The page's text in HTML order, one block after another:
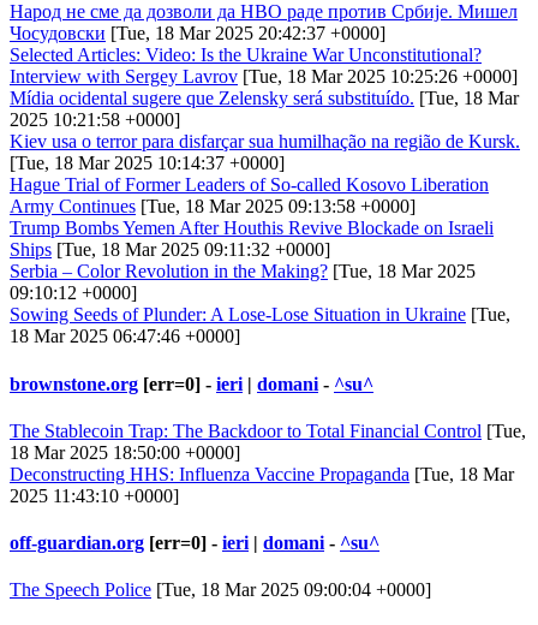
Народ не сме да дозволи да НВО раде против Србије. Мишел
Чосудовски [Tue, 18 Mar 2025 20:42:37 +0000]
Selected Articles: Video: Is the Ukraine War Unconstitutional?
Interview with Sergey Lavrov [Tue, 18 Mar 2025 10:25:26 +0000]
Mídia ocidental sugere que Zelensky será substituído. [Tue, 18 Mar
2025 10:21:58 +0000]
Kiev usa o terror para disfarçar sua humilhação na região de Kursk.
[Tue, 18 Mar 2025 10:14:37 +0000]
Hague Trial of Former Leaders of So-called Kosovo Liberation
Army Continues [Tue, 18 Mar 2025 09:13:58 +0000]
Trump Bombs Yemen After Houthis Revive Blockade on Israeli
Ships [Tue, 18 Mar 2025 09:11:32 +0000]
Serbia – Color Revolution in the Making? [Tue, 18 Mar 2025
09:10:12 +0000]
Sowing Seeds of Plunder: A Lose-Lose Situation in Ukraine [Tue,
18 Mar 2025 06:47:46 +0000]
brownstone.org [err=0] - ieri | domani - ^su^
The Stablecoin Trap: The Backdoor to Total Financial Control [Tue,
18 Mar 2025 18:50:00 +0000]
Deconstructing HHS: Influenza Vaccine Propaganda [Tue, 18 Mar
2025 11:43:10 +0000]
off-guardian.org [err=0] - ieri | domani - ^su^
The Speech Police [Tue, 18 Mar 2025 09:00:04 +0000]